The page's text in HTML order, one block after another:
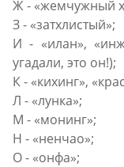
Ж - «жемчужный
З - «затхлистый»;
И - «илан»,
угадали, это он!);
К - «кихинг»,
Л - «лунка»;
М - «монинг»;
Н - «ненчао»;
О - «онфа»;